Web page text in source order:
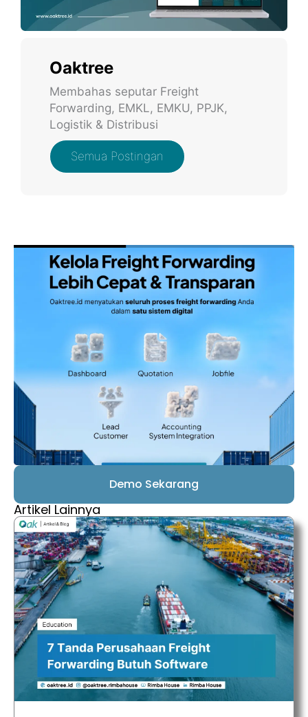
Oaktree
Membahas seputar Freight
Forwarding, EMKL, EMKU, PPJK,
Logistik & Distribusi
Semua Postingan
Demo Sekarang
Artikel Lainnya